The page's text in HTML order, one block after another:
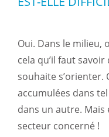
Oui. Dans le milieu,
cela qu’il faut
souhaite s’orienter.
accumulées dans
dans un autre.
secteur concerné !